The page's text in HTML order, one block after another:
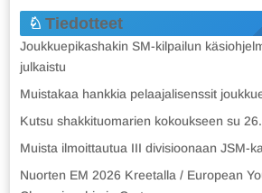
Tiedotteet
Joukkuepikashakin SM-kilpailun
julkaistu
Muistakaa hankkia pelaajalisenssit
Kutsu shakkituomarien kokoukseen su
Muista ilmoittautua III divisioonaan JSM-
Nuorten EM 2026 Kreetalla / European